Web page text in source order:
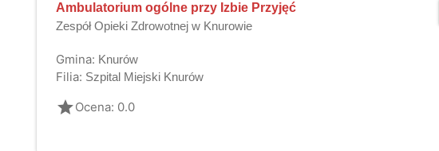
Ambulatorium ogólne przy Izbie Przyjęć
Zespół Opieki Zdrowotnej w Knurowie
Gmina: Knurów
Filia: Szpital Miejski Knurów
gradeOcena: 0.0